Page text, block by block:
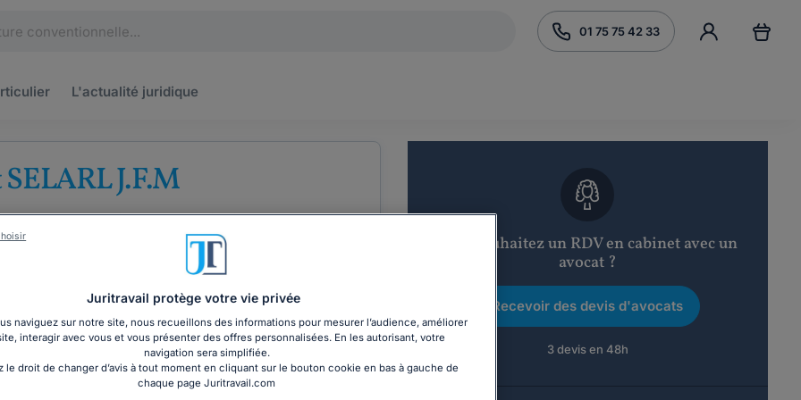
01 75 75 42 33
L'actualité juridique
J.F.M
au barreau de la
Droit du travail Droit de la famille
COORDONNÉES
Vous souhaitez un RDV en cabinet avec un
avocat ?
Recevoir des devis d'avocats
3 devis en 48h
Juritravail protège votre vie privée
naviguez sur notre site, nous recueillons des informations pour mesurer l’audience, améliorer
interagir avec vous et vous présenter des offres personnalisées. En les autorisant, votre
navigation sera simplifiée.
le droit de changer d’avis à tout moment en cliquant sur le bouton cookie en bas à gauche de
chaque page Juritravail.com